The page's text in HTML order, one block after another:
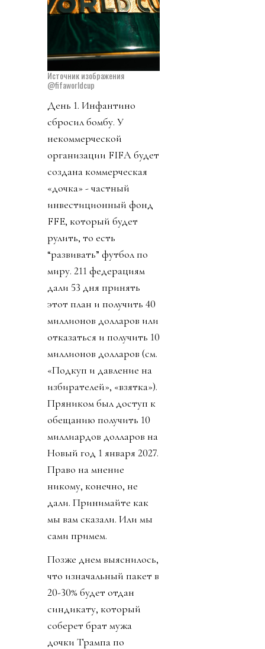
Источник изображения
@fifaworldcup
День 1. Инфантино
сбросил бомбу. У
некоммерческой
организации FIFA будет
создана коммерческая
«дочка» - частный
инвестиционный фонд
FFE, который будет
рулить, то есть
“развивать” футбол по
миру. 211 федерациям
дали 53 дня принять
этот план и получить 40
миллионов долларов или
отказаться и получить 10
миллионов долларов (см.
«Подкуп и давление на
избирателей», «взятка»).
Пряником был доступ к
обещанию получить 10
миллиардов долларов на
Новый год 1 января 2027.
Право на мнение
никому, конечно, не
дали. Принимайте как
мы вам сказали. Или мы
сами примем.
Позже днем выяснилось,
что изначальный пакет в
20-30% будет отдан
синдикату, который
соберет брат мужа
дочки Трампа по